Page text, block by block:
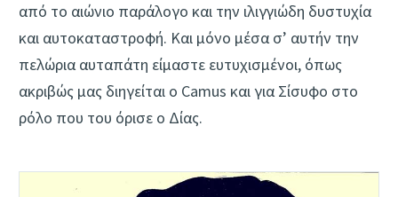
από το αιώνιο παράλογο και την ιλιγγιώδη δυστυχία
και αυτοκαταστροφή. Και μόνο μέσα σ’ αυτήν την
πελώρια αυταπάτη είμαστε ευτυχισμένοι, όπως
ακριβώς μας διηγείται ο Camus και για Σίσυφο στο
ρόλο που του όρισε ο Δίας.